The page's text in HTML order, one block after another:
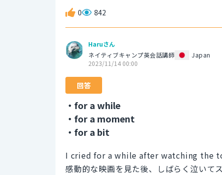
0 842
Haruさん
ネイティブキャンプ英会話講師
Japan
2023/11/14 00:00
回答
・for a while
・for a moment
・for a bit
I cried for a while after watching the
感動的な映画を見た後、しばらく泣いて